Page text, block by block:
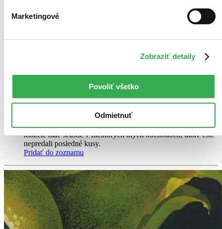
Marketingové
Zobraziť detaily
Povoliť všetko
Odmietnuť
Mučená hvězda
Kniha prvá
Román předznamenávající slavnou Dunu se odehrává v daleké
budoucnosti, v dalekých galaxiích.
Knihapevná väzba
Ach, mrzí nás to, z tejto knihy sa už predali všetky výtlačky a
nemáme ju na sklade my ani vydavateľ :( Teoreticky však
môžete mať šťastie v niektorých iných obchodoch, ktoré ešte
nepredali posledné kusy.
Pridať do zoznamu